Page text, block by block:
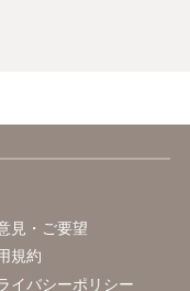
見・ご要望
規約
イバシーポリシー